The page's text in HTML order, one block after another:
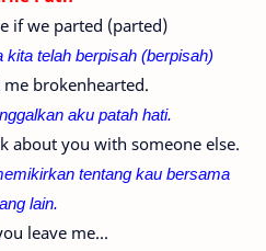
if we parted (parted)
kita telah berpisah (berpisah)
brokenhearted.
aku patah hati.
about you with someone else.
tentang kau bersama
lain.
leave me...